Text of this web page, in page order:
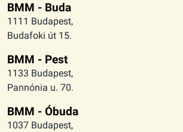
BMM - Buda
1111 Budapest,
Budafoki út 15.
BMM - Pest
1133 Budapest,
Pannónia u. 70.
BMM - Óbuda
1037 Budapest,